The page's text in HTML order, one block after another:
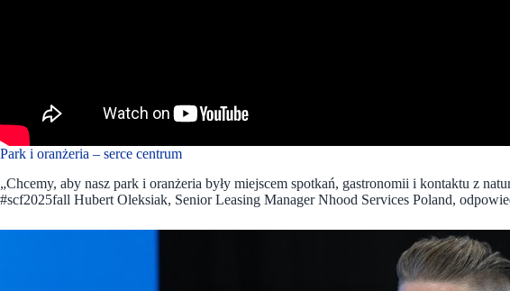
Park i oranżeria – serce centrum
„Chcemy, aby nasz park i oranżeria były miejscem spotkań, gastronomii i kontaktu z
#scf2025fall Hubert Oleksiak, Senior Leasing Manager Nhood Services Poland,